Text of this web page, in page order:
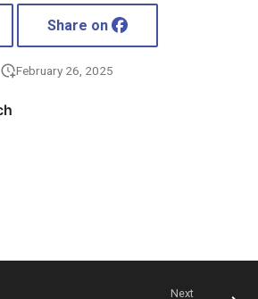
Share on
February 26, 2025
Next